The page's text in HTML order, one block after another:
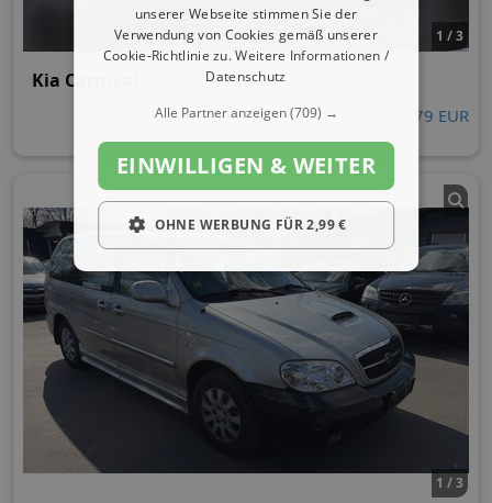
1 / 3
Kia Carnival
57.979 EUR
1 / 3
unserer Webseite stimmen Sie der
Verwendung von Cookies gemäß unserer
Cookie-Richtlinie zu.Weitere Informationen /
Datenschutz
Alle Partner anzeigen(709) →
EINWILLIGEN & WEITER
OHNE WERBUNG FÜR 2,99 €